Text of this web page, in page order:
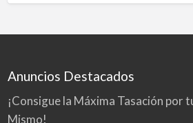
Anuncios Destacados
¡Consigue la Máxima Tasación por
Mismo!